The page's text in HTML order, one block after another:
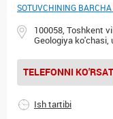
SOTUVCHINING BARCHA
100058, Toshkent
Geologiya ko'chasi,
TELEFONNI
Ish tartibi